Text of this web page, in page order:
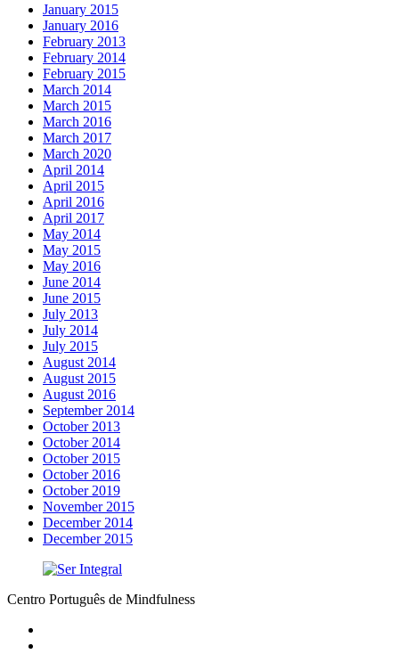
January 2015
January 2016
February 2013
February 2014
February 2015
March 2014
March 2015
March 2016
March 2017
March 2020
April 2014
April 2015
April 2016
April 2017
May 2014
May 2015
May 2016
June 2014
June 2015
July 2013
July 2014
July 2015
August 2014
August 2015
August 2016
September 2014
October 2013
October 2014
October 2015
October 2016
October 2019
November 2015
December 2014
December 2015
Centro Português de Mindfulness